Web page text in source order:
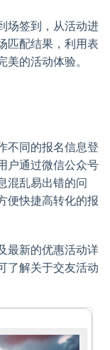
场签到，从活动进
匹配结果，利用表
的活动体验。
不同的报名信息登
户通过微信公众号
混乱易出错的问
便快捷高转化的报
最新的优惠活动详
了解关于交友活动